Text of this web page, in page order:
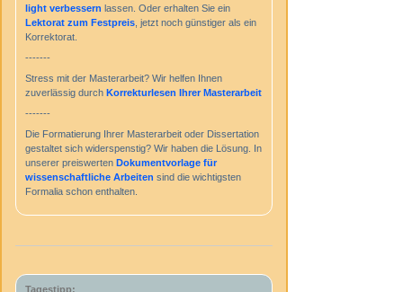
light verbessern lassen. Oder erhalten Sie ein
Lektorat zum Festpreis , jetzt noch günstiger als ein
Korrektorat.
-------
Stress mit der Masterarbeit? Wir helfen Ihnen
zuverlässig durch Korrekturlesen Ihrer Masterarbeit
-------
Die Formatierung Ihrer Masterarbeit oder Dissertation
gestaltet sich widerspenstig? Wir haben die Lösung. In
unserer preiswerten Dokumentvorlage für
wissenschaftliche Arbeiten sind die wichtigsten
Formalia schon enthalten.
Tagestipp: